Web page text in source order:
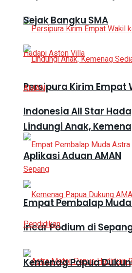
Persipura Kirim Empat
Indonesia All Star
Empat Pembalap
Incar Podium di
Sejak Bangku SMA
Lindungi Anak,
Aplikasi Aduan AMAN
Kemenag Papua